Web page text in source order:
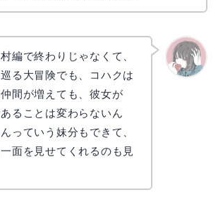
編で終わりじゃなくて、
る大冒険でも、コハクは
間が増えても、彼女が
あることは変わらないん
っていう妹分もできて、
面を見せてくれるのも見